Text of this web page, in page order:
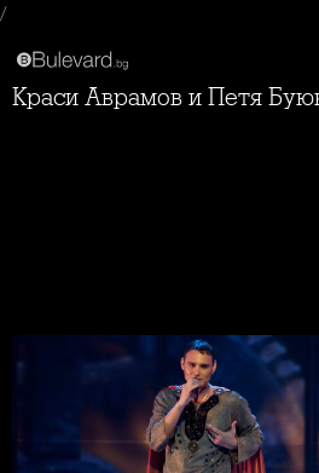
/
Краси Аврамов и Петя